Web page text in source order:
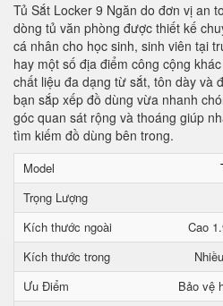
Tủ Sắt Locker 9 Ngăn do đơn vị an
dòng tủ văn phòng được thiết kế
cá nhân cho học sinh, sinh viên tại
hay một số địa điểm công cộng
chất liệu đa dạng từ sắt, tôn dày và
bạn sắp xếp đồ dùng vừa nhanh
góc quan sát rộng và thoáng giúp
tìm kiếm đồ dùng bên trong.
Model
Trọng Lượng
Kích thước ngoài
Cao
Kích thước trong
Ưu Điểm
Bảo vệ